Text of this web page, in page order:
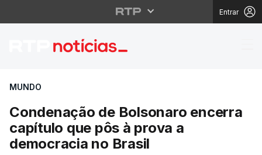
Entrar
Condenação de
MUNDO
Condenação de Bolsonaro encerra
capítulo que pôs à prova a
democracia no Brasil